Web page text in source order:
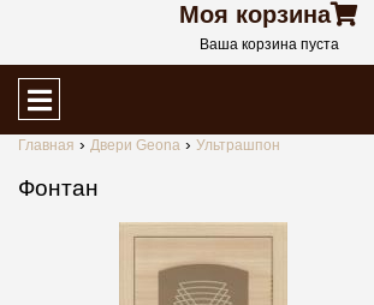
Моя корзина
Ваша корзина пуста
Главная Двери Geona Ультрашпон
Фонтан